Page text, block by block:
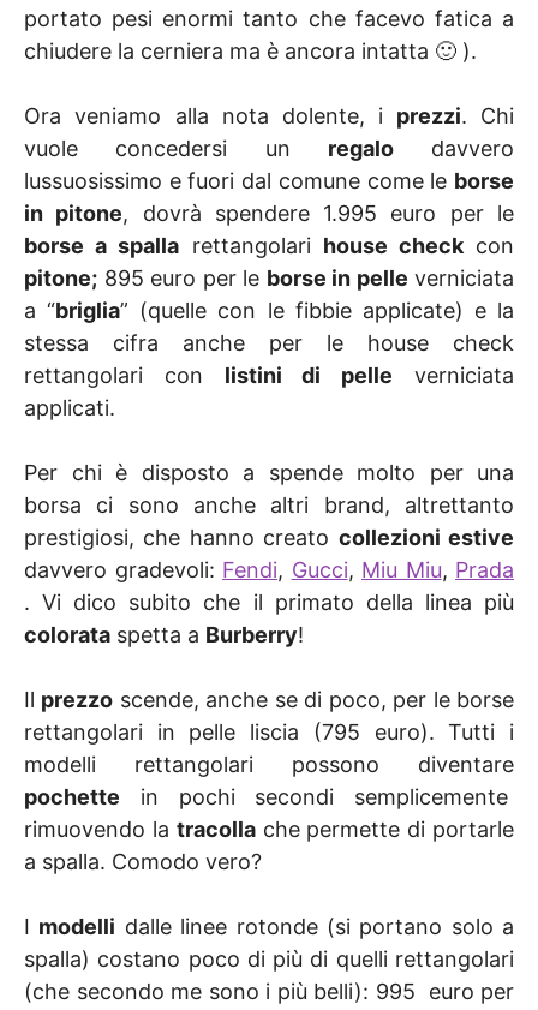
portato pesi enormi tanto che facevo fatica a
chiudere la cerniera ma è ancora intatta 🙂 ).
Ora veniamo alla nota dolente, i prezzi. Chi
vuole concedersi un regalodavvero
lussuosissimo e fuori dal comune come le borse
in pitone, dovrà spendere 1.995 euro per le
borse a spalla rettangolari house checkcon
pitone; 895 euro per le borse in pelle verniciata
a “briglia” (quelle con le fibbie applicate) e la
stessa cifra anche per le house check
rettangolari con listini di pelle verniciata
applicati.
Per chi è disposto a spende molto per una
borsa ci sono anche altri brand, altrettanto
prestigiosi, che hanno creato collezioni estive
davvero gradevoli: Fendi, Gucci, Miu Miu, Prada
. Vi dico subito che il primato della linea più
colorata spetta a Burberry!
Il prezzo scende, anche se di poco, per le borse
rettangolari in pelle liscia (795 euro). Tutti i
modelli rettangolari possono diventare
pochette in pochi secondi semplicemente
rimuovendo la tracollache permette di portarle
a spalla. Comodo vero?
I modelli dalle linee rotonde (si portano solo a
spalla) costano poco di più di quelli rettangolari
(che secondo me sono i più belli): 995 euro per